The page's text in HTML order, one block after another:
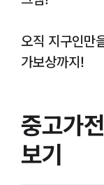
오직 지구인만
가보상까지!
중고가
보기